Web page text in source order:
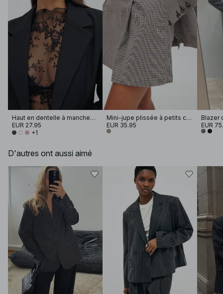
Haut en dentelle à manches longues
EUR 27.95
+1
Mini-jupe plissée à petits carreaux
EUR 35.95
Blazer
EUR
D'autres ont aussi aimé